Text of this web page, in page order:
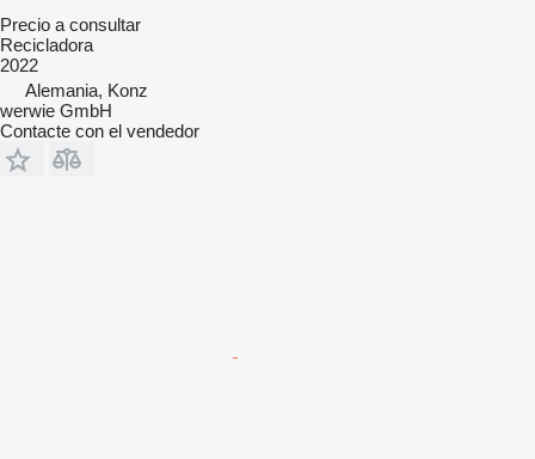
Precio a consultar
Recicladora
2022
Alemania, Konz
werwie GmbH
Contacte con el vendedor